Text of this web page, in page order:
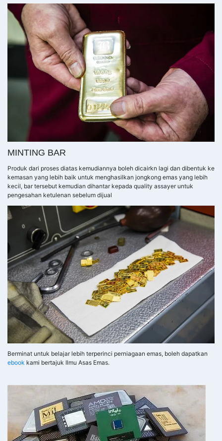
MINTING BAR
Produk dari proses diatas kemudiannya boleh dicairkn lagi dan dibentuk ke
kemasan yang lebih baik untuk menghasilkan jongkong emas yang lebih
kecil, bar tersebut kemudian dihantar kepada quality assayer untuk
pengesahan ketulenan sebelum dijual
Berminat untuk belajar lebih terperinci perniagaan emas, boleh dapatkan
ebook kami bertajuk Ilmu Asas Emas.